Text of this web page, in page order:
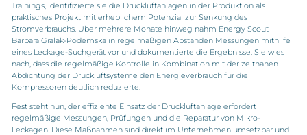
Trainings, identifizierte sie die Druckluftanlagen in der Produktion als
praktisches Projekt mit erheblichem Potenzial zur Senkung des
Stromverbrauchs. Über mehrere Monate hinweg nahm Energy Scout
Barbara Gralak-Podemska in regelmäßigen Abständen Messungen mithilfe
eines Leckage-Suchgerät vor und dokumentierte die Ergebnisse. Sie wies
nach, dass die regelmäßige Kontrolle in Kombination mit der zeitnahen
Abdichtung der Druckluftsysteme den Energieverbrauch für die
Kompressoren deutlich reduzierte.
Fest steht nun, der effiziente Einsatz der Druckluftanlage erfordert
regelmäßige Messungen, Prüfungen und die Reparatur von Mikro-
Leckagen. Diese Maßnahmen sind direkt im Unternehmen umsetzbar und